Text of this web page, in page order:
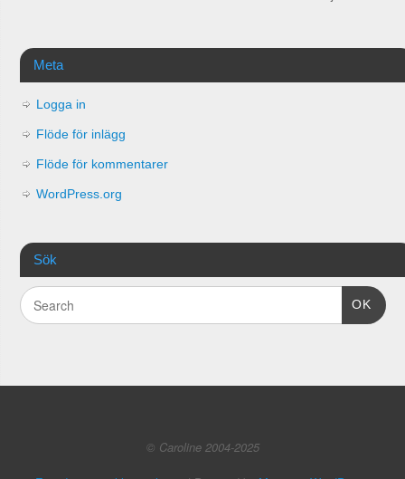
Meta
Logga in
Flöde för inlägg
Flöde för kommentarer
WordPress.org
Sök
OK
© Caroline 2004-2025